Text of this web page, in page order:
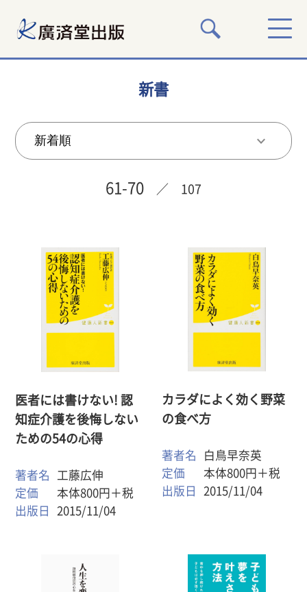
新書
61-70 ／ 107
医者には書けない! 認
知症介護を後悔しない
ための54の心得
著者名
工藤広伸
定価
本体800円＋税
出版日
2015/11/04
カラダによく効く野菜
の食べ方
著者名
白鳥早奈英
定価
本体800円＋税
出版日
2015/11/04